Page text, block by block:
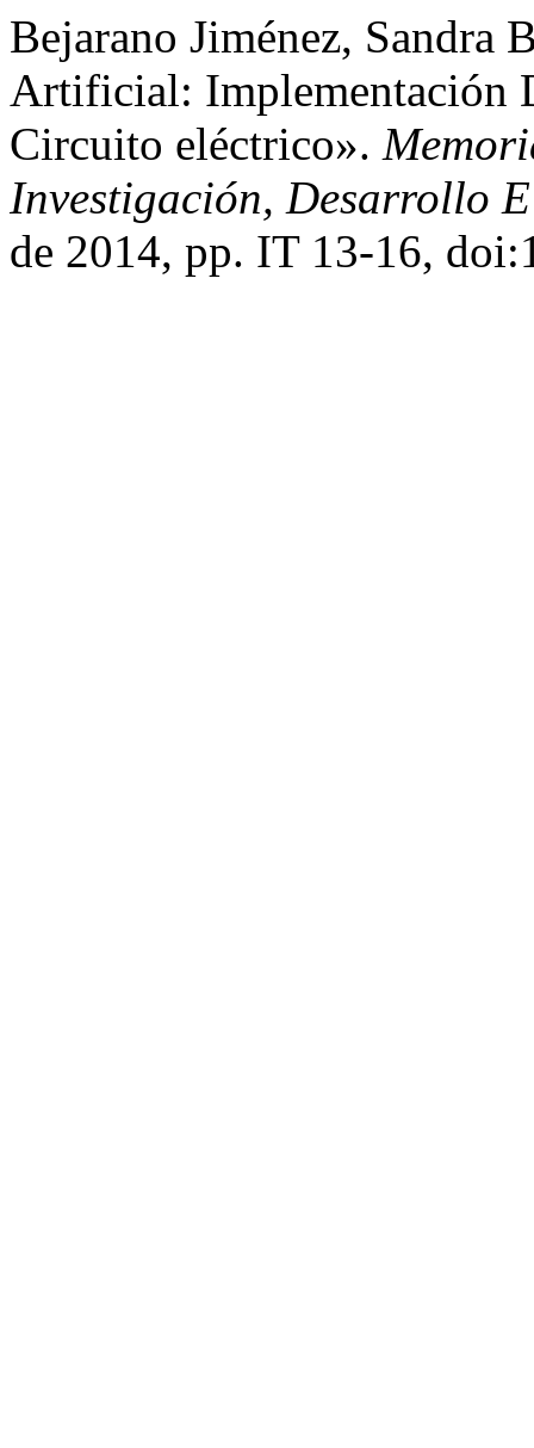
Bejarano Jiménez, Sandra
Artificial: Implementación
Circuito eléctrico».
Investigación, Desarrollo
de 2014, pp. IT 13-16,